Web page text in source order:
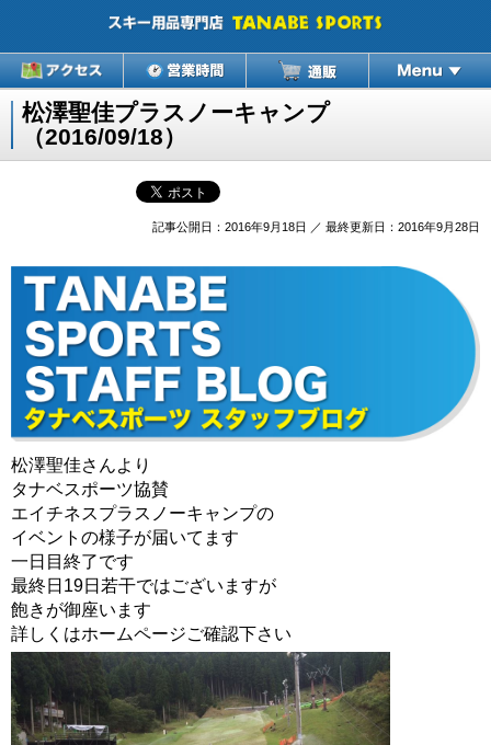
松澤聖佳プラスノーキャンプ
（2016/09/18）
記事公開日：2016年9月18日 ／ 最終更新日：2016年9月28日
松澤聖佳さんより
タナベスポーツ協賛
エイチネスプラスノーキャンプの
イベントの様子が届いてます
一日目終了です
最終日19日若干ではございますが
飽きが御座います
詳しくはホームページご確認下さい